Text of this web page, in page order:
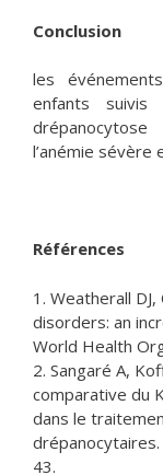
Conclusion
les
enfants
l’anémie sévère
Références
1. Weatherall
disorders: an
World Health
2. Sangaré A,
comparative du
dans le
drépanocytaires.
43.